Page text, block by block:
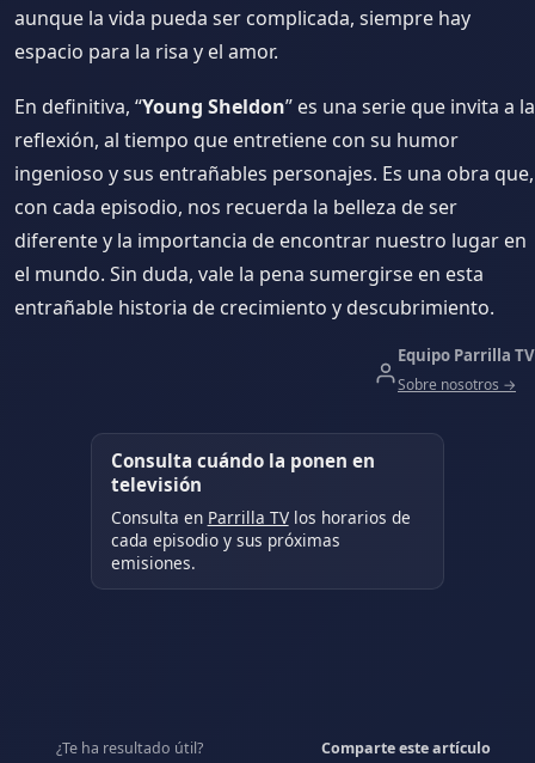
aunque la vida pueda ser complicada, siempre hay
espacio para la risa y el amor.
En definitiva, “Young Sheldon” es una serie que invita a la
reflexión, al tiempo que entretiene con su humor
ingenioso y sus entrañables personajes. Es una obra que,
con cada episodio, nos recuerda la belleza de ser
diferente y la importancia de encontrar nuestro lugar en
el mundo. Sin duda, vale la pena sumergirse en esta
entrañable historia de crecimiento y descubrimiento.
Equipo Parrilla TV
Sobre nosotros →
Consulta cuándo la ponen en
televisión
Consulta en Parrilla TVlos horarios de
cada episodio y sus próximas
emisiones.
¿Te ha resultado útil? Comparte este artículo